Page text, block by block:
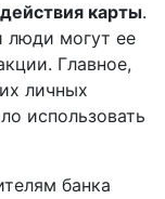
карты.
люди могут ее
Главное,
личных
использовать
банка